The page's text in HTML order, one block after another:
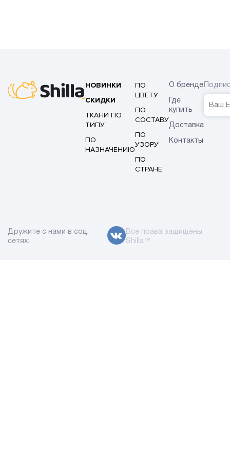
НОВИНКИ
СКИДКИ
ТКАНИ ПО
ТИПУ
ПО
НАЗНАЧЕНИЮ
ПО
ЦВЕТУ
ПО
СОСТАВУ
ПО
УЗОРУ
ПО
СТРАНЕ
О бренде
Где
купить
Доставка
Контакты
Дружите с нами в соц.
сетях:
Все права защищены
Shilla™